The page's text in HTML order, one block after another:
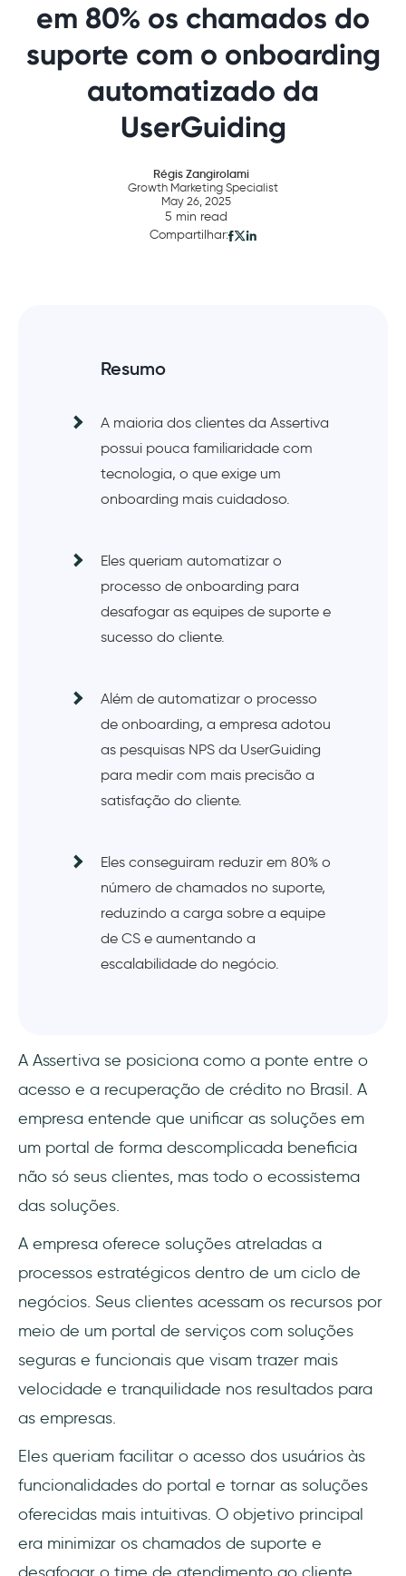
em 80% os chamados do
suporte com o onboarding
automatizado da
UserGuiding
Régis Zangirolami
Growth Marketing Specialist
May 26, 2025
5 min read
Compartilhar:
Resumo
A maioria dos clientes da Assertiva
possui pouca familiaridade com
tecnologia, o que exige um
onboarding mais cuidadoso.
Eles queriam automatizar o
processo de onboarding para
desafogar as equipes de suporte e
sucesso do cliente.
Além de automatizar o processo
de onboarding, a empresa adotou
as pesquisas NPS da UserGuiding
para medir com mais precisão a
satisfação do cliente.
Eles conseguiram reduzir em 80% o
número de chamados no suporte,
reduzindo a carga sobre a equipe
de CS e aumentando a
escalabilidade do negócio.
A Assertiva se posiciona como a ponte entre o
acesso e a recuperação de crédito no Brasil. A
empresa entende que unificar as soluções em
um portal de forma descomplicada beneficia
não só seus clientes, mas todo o ecossistema
das soluções.
A empresa oferece soluções atreladas a
processos estratégicos dentro de um ciclo de
negócios. Seus clientes acessam os recursos por
meio de um portal de serviços com soluções
seguras e funcionais que visam trazer mais
velocidade e tranquilidade nos resultados para
as empresas.
Eles queriam facilitar o acesso dos usuários às
funcionalidades do portal e tornar as soluções
oferecidas mais intuitivas. O objetivo principal
era minimizar os chamados de suporte e